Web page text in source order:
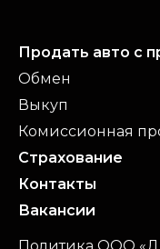
Продать авто с
Обмен
Выкуп
Комиссионная
Страхование
Контакты
Вакансии